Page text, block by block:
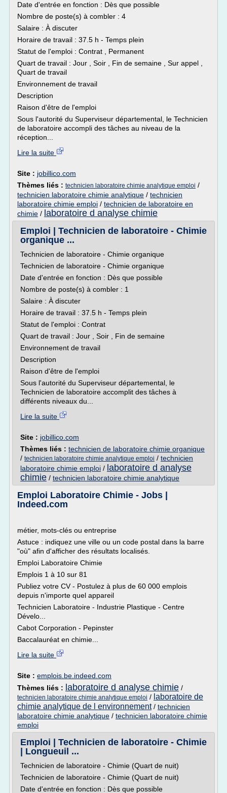
Date d'entrée en fonction : Dès que possible
Nombre de poste(s) à combler : 4
Salaire : À discuter
Horaire de travail : 37.5 h - Temps plein
Statut de l'emploi : Contrat , Permanent
Quart de travail : Jour , Soir , Fin de semaine , Sur appel ,
Quart de travail
Environnement de travail
Description
Raison d'être de l'emploi
Sous l'autorité du Superviseur départemental, le Technicien
de laboratoire accompli des tâches au niveau de la
réception...
Lire la suite
Site : jobillico.com
Thèmes liés : technicien laboratoire chimie analytique emploi /
technicien laboratoire chimie analytique / technicien
laboratoire chimie emploi / technicien de laboratoire en
chimie / laboratoire d analyse chimie
Emploi | Technicien de laboratoire - Chimie
organique ...
Technicien de laboratoire - Chimie organique
Technicien de laboratoire - Chimie organique
Date d'entrée en fonction : Dès que possible
Nombre de poste(s) à combler : 1
Salaire : À discuter
Horaire de travail : 37.5 h - Temps plein
Statut de l'emploi : Contrat
Quart de travail : Jour , Soir , Fin de semaine
Environnement de travail
Description
Raison d'être de l'emploi
Sous l'autorité du Superviseur départemental, le
Technicien de laboratoire accomplit des tâches à
différents niveaux du...
Lire la suite
Site : jobillico.com
Thèmes liés : technicien de laboratoire chimie organique
/ technicien laboratoire chimie analytique emploi / technicien
laboratoire chimie emploi / laboratoire d analyse
chimie / technicien laboratoire chimie analytique
Emploi Laboratoire Chimie - Jobs |
Indeed.com
métier, mots-clés ou entreprise
Astuce : indiquez une ville ou un code postal dans la barre
"où" afin d'afficher des résultats localisés.
Emploi Laboratoire Chimie
Emplois 1 à 10 sur 81
Publiez votre CV - Postulez à plus de 60 000 emplois
depuis n'importe quel appareil
Technicien Laboratoire - Industrie Plastique - Centre
Dévelo...
Cabot Corporation - Pepinster
Baccalauréat en chimie...
Lire la suite
Site : emplois.be.indeed.com
Thèmes liés : laboratoire d analyse chimie /
technicien laboratoire chimie analytique emploi / laboratoire de
chimie analytique de l environnement/ technicien
laboratoire chimie analytique / technicien laboratoire chimie
emploi
Emploi | Technicien de laboratoire - Chimie
| Longueuil ...
Technicien de laboratoire - Chimie (Quart de nuit)
Technicien de laboratoire - Chimie (Quart de nuit)
Date d'entrée en fonction : Dès que possible